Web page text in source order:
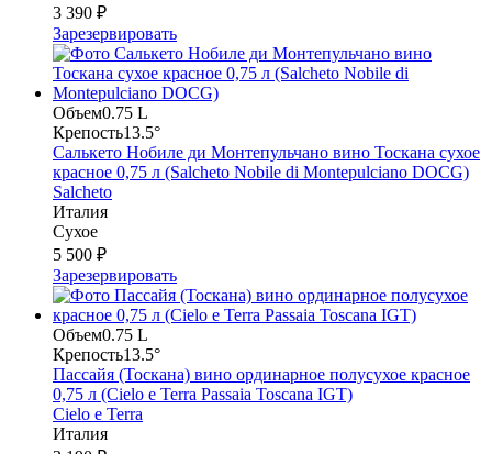
3 390 ₽
Зарезервировать
Объем0.75 L
Крепость13.5°
Салькето Нобиле ди Монтепульчано вино Тоскана сухое
красное 0,75 л (Salcheto Nobile di Montepulciano DOCG)
Salcheto
Италия
Сухое
5 500 ₽
Зарезервировать
Объем0.75 L
Крепость13.5°
Пассайя (Тоскана) вино ординарное полусухое красное
0,75 л (Cielo e Terra Passaia Toscana IGT)
Cielo e Terra
Италия